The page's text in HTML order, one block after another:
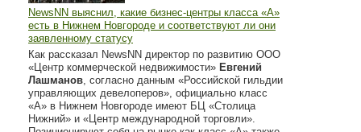
NewsNN выяснил, какие бизнес-центры класса «А»
есть в Нижнем Новгороде и соответствуют ли они
заявленному статусу
Как рассказал NewsNN директор по развитию ООО
«Центр коммерческой недвижимости» Евгений
Лашманов, согласно данным «Российской гильдии
управляющих девелоперов», официально класс
«А» в Нижнем Новгороде имеют БЦ «Столица
Нижний» и «Центр международной торговли».